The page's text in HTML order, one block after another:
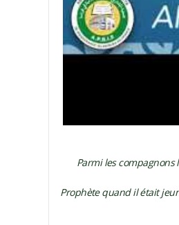
Parmi les compagnons
Prophète quand il était